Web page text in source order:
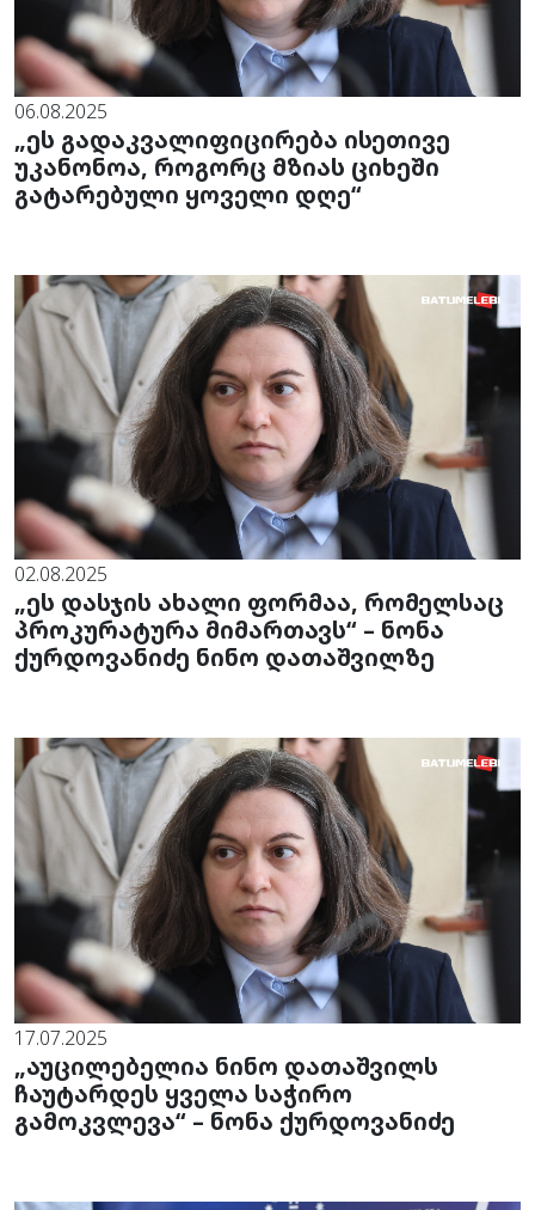
06.08.2025
„ეს გადაკვალიფიცირება ისეთივე
უკანონოა, როგორც მზიას ციხეში
გატარებული ყოველი დღე“
02.08.2025
„ეს დასჯის ახალი ფორმაა, რომელსაც
პროკურატურა მიმართავს“ – ნონა
ქურდოვანიძე ნინო დათაშვილზე
17.07.2025
„აუცილებელია ნინო დათაშვილს
ჩაუტარდეს ყველა საჭირო
გამოკვლევა“ – ნონა ქურდოვანიძე